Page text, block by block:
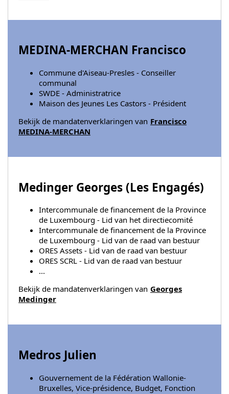
MEDINA-MERCHAN Francisco
Commune d'Aiseau-Presles - Conseiller
communal
SWDE - Administratrice
Maison des Jeunes Les Castors - Président
Bekijk de mandatenverklaringen van Francisco
MEDINA-MERCHAN
Medinger Georges (Les Engagés)
Intercommunale de financement de la Province
de Luxembourg - Lid van het directiecomité
Intercommunale de financement de la Province
de Luxembourg - Lid van de raad van bestuur
ORES Assets - Lid van de raad van bestuur
ORES SCRL - Lid van de raad van bestuur
...
Bekijk de mandatenverklaringen van Georges
Medinger
Medros Julien
Gouvernement de la Fédération Wallonie-
Bruxelles, Vice-présidence, Budget, Fonction